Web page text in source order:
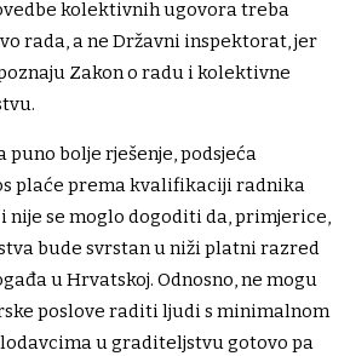
kolektivnih ugovora treba
rada, a ne Državni inspektorat, jer
Zakon o radu i kolektivne
puno bolje rješenje, podsjeća
plaće prema kvalifikaciji radnika
nije se moglo dogoditi da, primjerice,
bude svrstan u niži platni razred
u Hrvatskoj. Odnosno, ne mogu
poslove raditi ljudi s minimalnom
u graditeljstvu gotovo pa